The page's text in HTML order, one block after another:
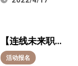
主”阿斯利康，
解锁大健康产
【连线未来职
场 企业直播系
活动报名